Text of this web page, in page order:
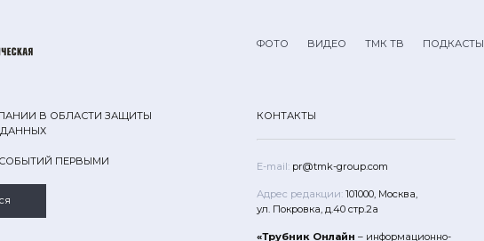
ФОТО ВИДЕО ТМК ТВ ПОДКАСТЫ
В ОБЛАСТИ ЗАЩИТЫ
СОБЫТИЙ ПЕРВЫМИ
КОНТАКТЫ
E-mail: pr@tmk-group.com
Адрес редакции: 101000, Москва,
ул. Покровка, д.40 стр.2а
«Трубник Онлайн – информационно-